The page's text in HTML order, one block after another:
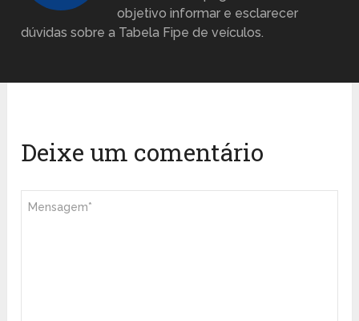
objetivo informar e esclarecer
dúvidas sobre a Tabela Fipe de veículos.
Deixe um comentário